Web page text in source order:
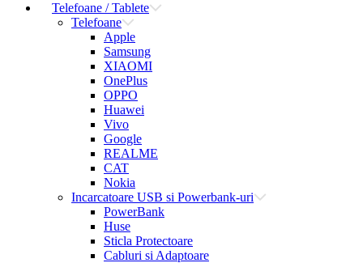
Telefoane / Tablete
Telefoane
Apple
Samsung
XIAOMI
OnePlus
OPPO
Huawei
Vivo
Google
REALME
CAT
Nokia
Incarcatoare USB si Powerbank-uri
PowerBank
Huse
Sticla Protectoare
Cabluri si Adaptoare